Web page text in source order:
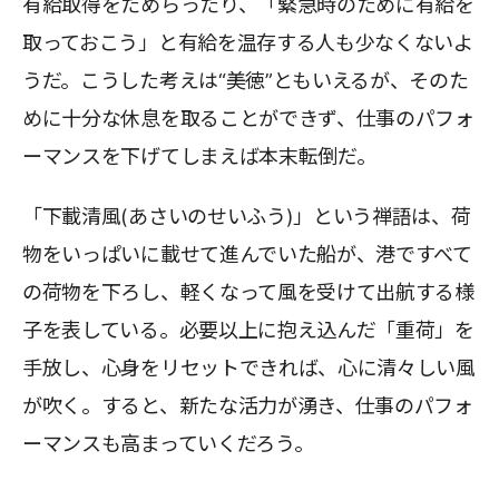
有給取得をためらったり、「緊急時のために有給を
取っておこう」と有給を温存する人も少なくないよ
うだ。こうした考えは“美徳”ともいえるが、そのた
めに十分な休息を取ることができず、仕事のパフォ
ーマンスを下げてしまえば本末転倒だ。
「下載清風(あさいのせいふう)」という禅語は、荷
物をいっぱいに載せて進んでいた船が、港ですべて
の荷物を下ろし、軽くなって風を受けて出航する様
子を表している。必要以上に抱え込んだ「重荷」を
手放し、心身をリセットできれば、心に清々しい風
が吹く。すると、新たな活力が湧き、仕事のパフォ
ーマンスも高まっていくだろう。